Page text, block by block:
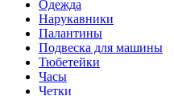
Одежда
Нарукавники
Палантины
Подвеска для машины
Тюбетейки
Часы
Четки